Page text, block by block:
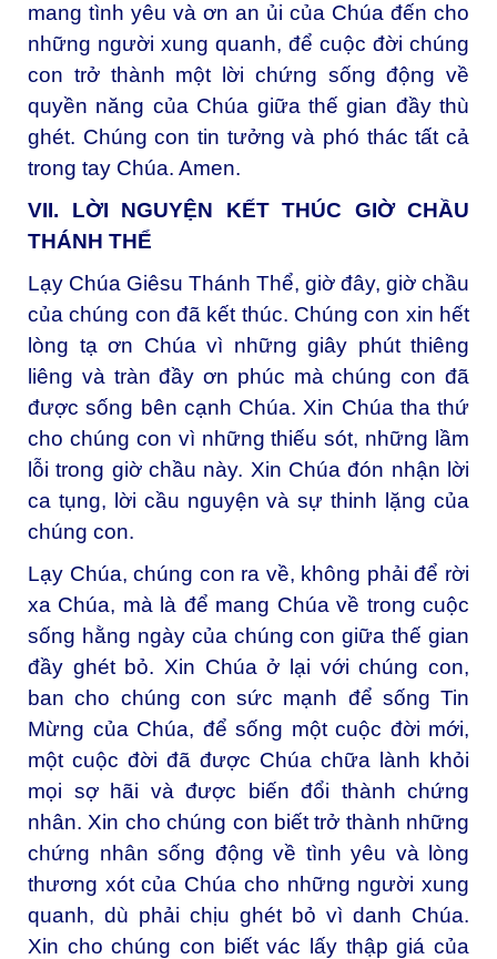
mang tình yêu và ơn an ủi của Chúa đến cho
những người xung quanh, để cuộc đời chúng
con trở thành một lời chứng sống động về
quyền năng của Chúa giữa thế gian đầy thù
ghét. Chúng con tin tưởng và phó thác tất cả
trong tay Chúa. Amen.
VII. LỜI NGUYỆN KẾT THÚC GIỜ CHẦU
THÁNH THỂ
Lạy Chúa Giêsu Thánh Thể, giờ đây, giờ chầu
của chúng con đã kết thúc. Chúng con xin hết
lòng tạ ơn Chúa vì những giây phút thiêng
liêng và tràn đầy ơn phúc mà chúng con đã
được sống bên cạnh Chúa. Xin Chúa tha thứ
cho chúng con vì những thiếu sót, những lầm
lỗi trong giờ chầu này. Xin Chúa đón nhận lời
ca tụng, lời cầu nguyện và sự thinh lặng của
chúng con.
Lạy Chúa, chúng con ra về, không phải để rời
xa Chúa, mà là để mang Chúa về trong cuộc
sống hằng ngày của chúng con giữa thế gian
đầy ghét bỏ. Xin Chúa ở lại với chúng con,
ban cho chúng con sức mạnh để sống Tin
Mừng của Chúa, để sống một cuộc đời mới,
một cuộc đời đã được Chúa chữa lành khỏi
mọi sợ hãi và được biến đổi thành chứng
nhân. Xin cho chúng con biết trở thành những
chứng nhân sống động về tình yêu và lòng
thương xót của Chúa cho những người xung
quanh, dù phải chịu ghét bỏ vì danh Chúa.
Xin cho chúng con biết vác lấy thập giá của